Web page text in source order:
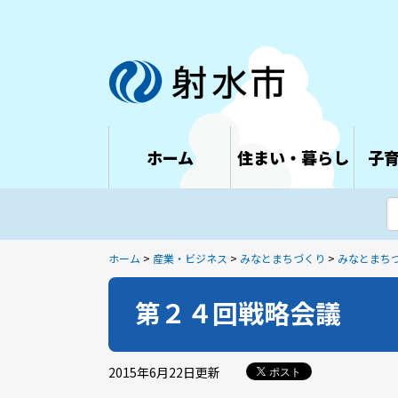
ホーム 住まい・暮らし 子
ホーム > 産業・ビジネス > みなとまちづくり > みなとまち
第２４回戦略会議
2015年6月22日更新 ポスト